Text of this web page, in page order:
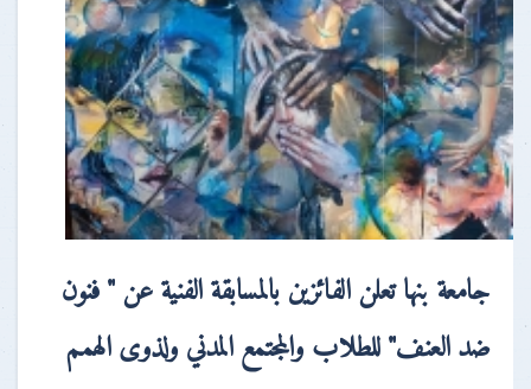
جامعة بنها تعلن الفائزين بالمسابقة الفنية عن " فنون
ضد العنف" للطلاب والمجتمع المدني ولذوى الهمم